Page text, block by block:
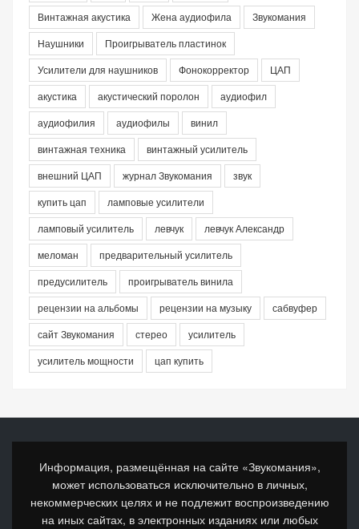
Винтажная акустика
Жена аудиофила
Звукомания
Наушники
Проигрыватель пластинок
Усилители для наушников
Фонокорректор
ЦАП
акустика
акустический поролон
аудиофил
аудиофилия
аудиофилы
винил
винтажная техника
винтажный усилитель
внешний ЦАП
журнал Звукомания
звук
купить цап
ламповые усилители
ламповый усилитель
левчук
левчук Александр
меломан
предварительный усилитель
предусилитель
проигрыватель винила
рецензии на альбомы
рецензии на музыку
сабвуфер
сайт Звукомания
стерео
усилитель
усилитель мощности
цап купить
Информация, размещённая на сайте «Звукомания»,
может использоваться исключительно в личных,
некоммерческих целях и не подлежит воспроизведению
на иных сайтах, в электронных изданиях или любых